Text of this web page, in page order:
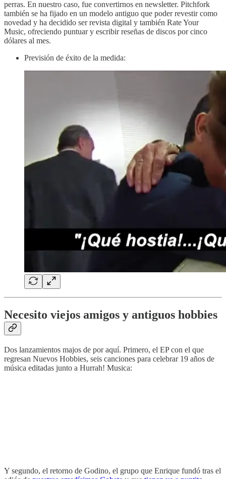
perras. En nuestro caso, fue convertirnos en newsletter. Pitchfork
también se ha fijado en un modelo antiguo que poder revestir como
novedad y ha decidido ser revista digital y también Rate Your
Music, ofreciendo puntuar y escribir reseñas de discos por cinco
dólares al mes.
Previsión de éxito de la medida:
Necesito viejos amigos y antiguos hobbies
Dos lanzamientos majos de por aquí. Primero, el EP con el que
regresan Nuevos Hobbies, seis canciones para celebrar 19 años de
música editadas junto a Hurrah! Musica:
Y segundo, el retorno de Godino, el grupo que Enrique fundó tras el